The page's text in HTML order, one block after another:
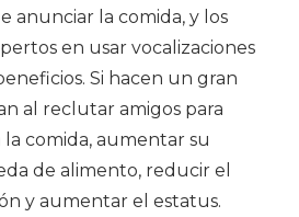
anunciar la comida, y los
en usar vocalizaciones
Si hacen un gran
al reclutar amigos para
la comida, aumentar su
de alimento, reducir el
y aumentar el estatus.